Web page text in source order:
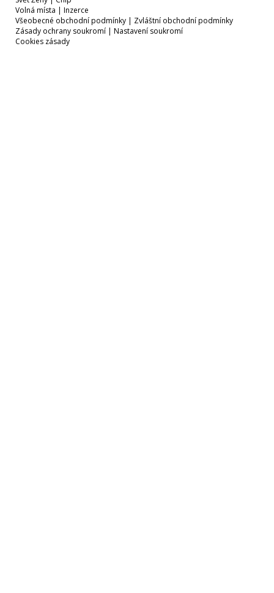
Volná místa | Inzerce
Všeobecné obchodní podmínky | Zvláštní obchodní podmínky
Zásady ochrany soukromí | Nastavení soukromí
Cookies zásady